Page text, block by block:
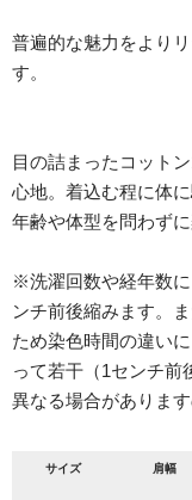
普遍的な魅力をより
す。
目の詰まったコット
心地。着込む程に体
年齢や体型を問わずに
※洗濯回数や経年数
ンチ前後縮みます。
ため染色時間の違い
って若干（1センチ前
異なる場合がありま
サイズ 肩幅